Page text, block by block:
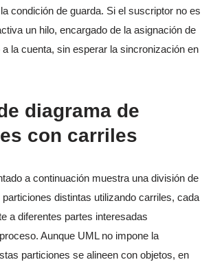
condición de guarda. Si el suscriptor no es
un hilo, encargado de la asignación de
la cuenta, sin esperar la sincronización en
diagrama de
con carriles
a continuación muestra una división de
distintas utilizando carriles, cada
a diferentes partes interesadas
Aunque UML no impone la
particiones se alineen con objetos, en